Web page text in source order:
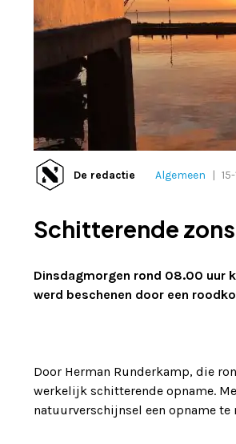
De redactie Algemeen |
Schitterende
Dinsdagmorgen rond 08.00 uur
werd beschenen door een
Door Herman Runderkamp, die
werkelijk schitterende opname.
natuurverschijnsel een opname te